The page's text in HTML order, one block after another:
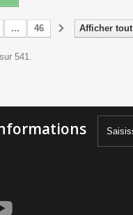
Afficher tout
... 46
541.